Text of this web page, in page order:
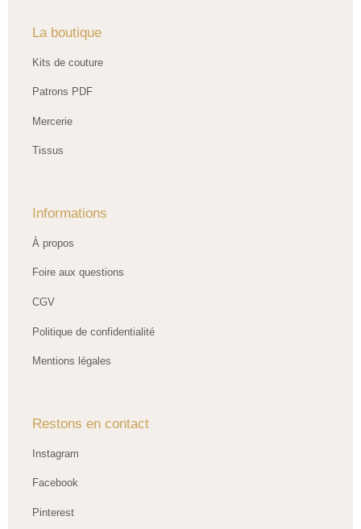
La boutique
Kits de couture
Patrons PDF
Mercerie
Tissus
Informations
À propos
Foire aux questions
CGV
Politique de confidentialité
Mentions légales
Restons en contact
Instagram
Facebook
Pinterest